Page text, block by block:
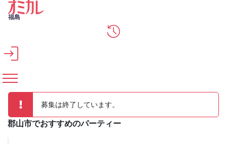
メインコンテンツへスキップ
福島
募集は終了しています。
郡山市でおすすめのパーティー